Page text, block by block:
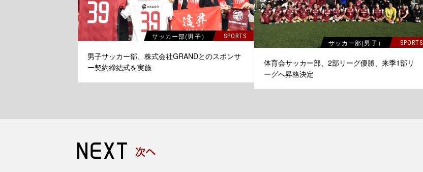
サッカー部(男子） SPORTS
男子サッカー部、株式会社GRANDとのスポンサ
ー契約締結式を実施
サッカー部(男子） SPORTS
体育会サッカー部、2部リーグ優勝、来季1部リ
ーグへ昇格決定